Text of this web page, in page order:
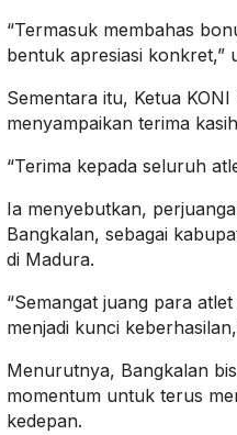
“Termasuk membahas
bentuk apresiasi konkret,”
Sementara itu, Ketua
menyampaikan terima
“Terima kepada seluruh
Ia menyebutkan,
Bangkalan, sebagai
di Madura.
“Semangat juang para
menjadi kunci
Menurutnya, Bangkalan
momentum untuk terus
kedepan.